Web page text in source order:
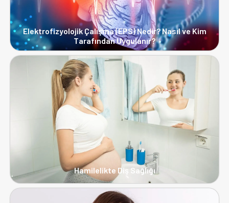
Elektrofizyolojik Çalışma (EPS) Nedir? Nasıl ve Kim
Tarafından Uygulanır?
Hamilelikte Diş Sağlığı